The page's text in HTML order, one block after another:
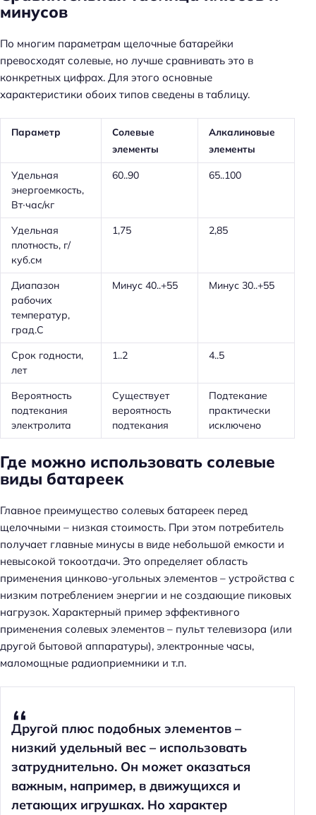
минусов
По многим параметрам щелочные батарейки
превосходят солевые, но лучше сравнивать это в
конкретных цифрах. Для этого основные
характеристики обоих типов сведены в таблицу.
Параметр
Солевые
элементы
Алкалиновые
элементы
Удельная
энергоемкость,
Вт∙час/кг
60..90 65..100
Удельная
плотность, г/
куб.см
1,75 2,85
Диапазон
рабочих
температур,
град.С
Минус 40..+55 Минус 30..+55
Срок годности,
лет
1..2 4..5
Вероятность
подтекания
электролита
Существует
вероятность
подтекания
Подтекание
практически
исключено
Где можно использовать солевые
виды батареек
Главное преимущество солевых батареек перед
щелочными – низкая стоимость. При этом потребитель
получает главные минусы в виде небольшой емкости и
невысокой токоотдачи. Это определяет область
применения цинково-угольных элементов – устройства с
низким потреблением энергии и не создающие пиковых
нагрузок. Характерный пример эффективного
применения солевых элементов – пульт телевизора (или
другой бытовой аппаратуры), электронные часы,
маломощные радиоприемники и т.п.
Другой плюс подобных элементов –
низкий удельный вес – использовать
затруднительно. Он может оказаться
важным, например, в движущихся и
летающих игрушках. Но характер